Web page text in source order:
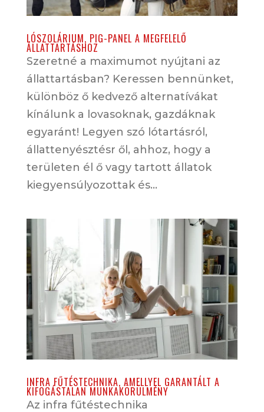
LÓSZOLÁRIUM, PIG-PANEL A MEGFELELŐ
ÁLLATTARTÁSHOZ
Szeretné a maximumot nyújtani az
állattartásban? Keressen bennünket,
különböz ő kedvező alternatívákat
kínálunk a lovasoknak, gazdáknak
egyaránt! Legyen szó lótartásról,
állattenyésztésr ől, ahhoz, hogy a
területen él ő vagy tartott állatok
kiegyensúlyozottak és...
INFRA FŰTÉSTECHNIKA, AMELLYEL GARANTÁLT A
KIFOGÁSTALAN MUNKAKÖRÜLMÉNY
Az infra fűtéstechnika